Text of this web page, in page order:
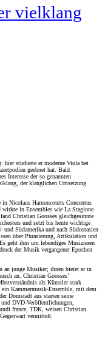
vielklang
hier studierte er moderne Viola bei
geebnet hat. Bald
Interesse der so genannten
der klanglichen Umsetzung
Nicolaus Harnoncourts Concentus
in Ensembles wie La Stagione
Christian Goosses gleichgesinnte
und setzt bis heute wichtige
Südamerika und nach Südostasien
über Phrasierung, Artikulation und
geht ihm um lebendiges Musizieren
der Musik vergangener Epochen
an junge Musiker; ihnen bietet er in
an. Christian Goosses’
als Künstler stark
Kammermusik-Ensemble, mit dem
Domstadt aus starten seine
DVD-Veröffentlichungen,
france, TDK, weisen Christian
vermittelt.